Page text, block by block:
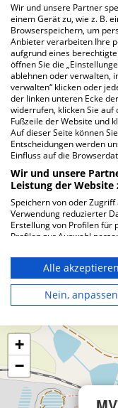
FAQ
Hier ﬁnden Sie
Wie lautet die
GmbH?
Oehrenstöcker
98693 Ilmenau
Wie ist die
GmbH?
Karte
+
−
Wir und unsere Partner
einem Gerät zu, wie z. B.
Browserspeichern, um
Anbieter verarbeiten Ihre
aufgrund eines
öffnen Sie die
ablehnen oder verwalten,
verwalten“ klicken oder
der linken unteren Ecke
widerrufen, klicken Sie auf
Fußzeile der Website und
Auf dieser Seite können
Entscheidungen werden
Einfluss auf die
Wir und unsere
Leistung der
Speichern von oder
Verwendung reduzierter
Erstellung von Profilen für
Profilen zur Auswahl
personalisierter Inhalte.
Performance von
oder Kombinationen von
und Verbesserung der
Auswahl von Inhalten.
die USA gesendet werden.
Ihre Einwilligung und die
Website/App.
Partnerliste
Wir nutzen Ihre Daten für
Alle akzeptieren
Nein, anpassen